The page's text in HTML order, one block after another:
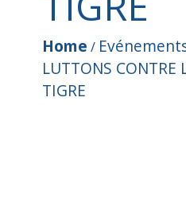
Home /
LUTTONS CONTRE
TIGRE